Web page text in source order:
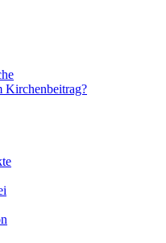
Kirchenbeitrag?